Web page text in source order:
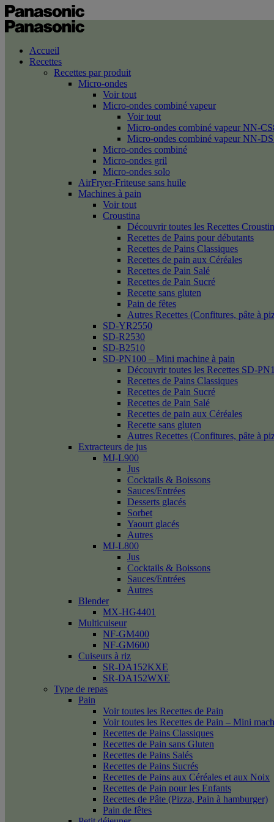
Accueil
Recettes
Recettes par produit
Micro-ondes
Voir tout
Micro-ondes combiné vapeur
Voir tout
Micro-ondes combiné vapeur NN-
Micro-ondes combiné vapeur NN-
Micro-ondes combiné
Micro-ondes gril
Micro-ondes solo
AirFryer-Friteuse sans huile
Machines à pain
Voir tout
Croustina
Découvrir toutes les Recettes
Recettes de Pains pour débutants
Recettes de Pains Classiques
Recettes de pain aux Céréales
Recettes de Pain Salé
Recettes de Pain Sucré
Recette sans gluten
Pain de fêtes
Autres Recettes (Confitures, pâte à
SD-YR2550
SD-R2530
SD-B2510
SD-PN100 – Mini machine à pain
Découvrir toutes les Recettes SD-
Recettes de Pains Classiques
Recettes de Pain Sucré
Recettes de Pain Salé
Recettes de pain aux Céréales
Recette sans gluten
Autres Recettes (Confitures, pâte à
Extracteurs de jus
MJ-L900
Jus
Cocktails & Boissons
Sauces/Entrées
Desserts glacés
Sorbet
Yaourt glacés
Autres
MJ-L800
Jus
Cocktails & Boissons
Sauces/Entrées
Autres
Blender
MX-HG4401
Multicuiseur
NF-GM400
NF-GM600
Cuiseurs à riz
SR-DA152KXE
SR-DA152WXE
Type de repas
Pain
Voir toutes les Recettes de Pain
Voir toutes les Recettes de Pain – Mini
Recettes de Pains Classiques
Recettes de Pain sans Gluten
Recettes de Pains Salés
Recettes de Pains Sucrés
Recettes de Pains aux Céréales et aux Noix
Recettes de Pain pour les Enfants
Recettes de Pâte (Pizza, Pain à hamburger)
Pain de fêtes